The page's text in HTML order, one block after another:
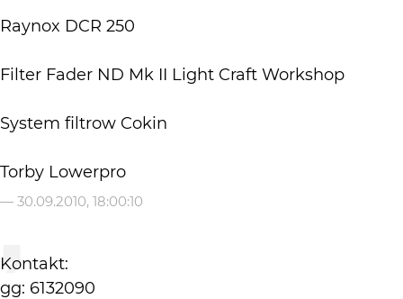
Raynox DCR 250
Filter Fader ND Mk II Light Craft Workshop
System filtrow Cokin
Torby Lowerpro
— 30.09.2010, 18:00:10
Kontakt:
gg: 6132090